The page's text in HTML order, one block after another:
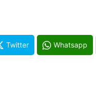
Twitter Whatsapp